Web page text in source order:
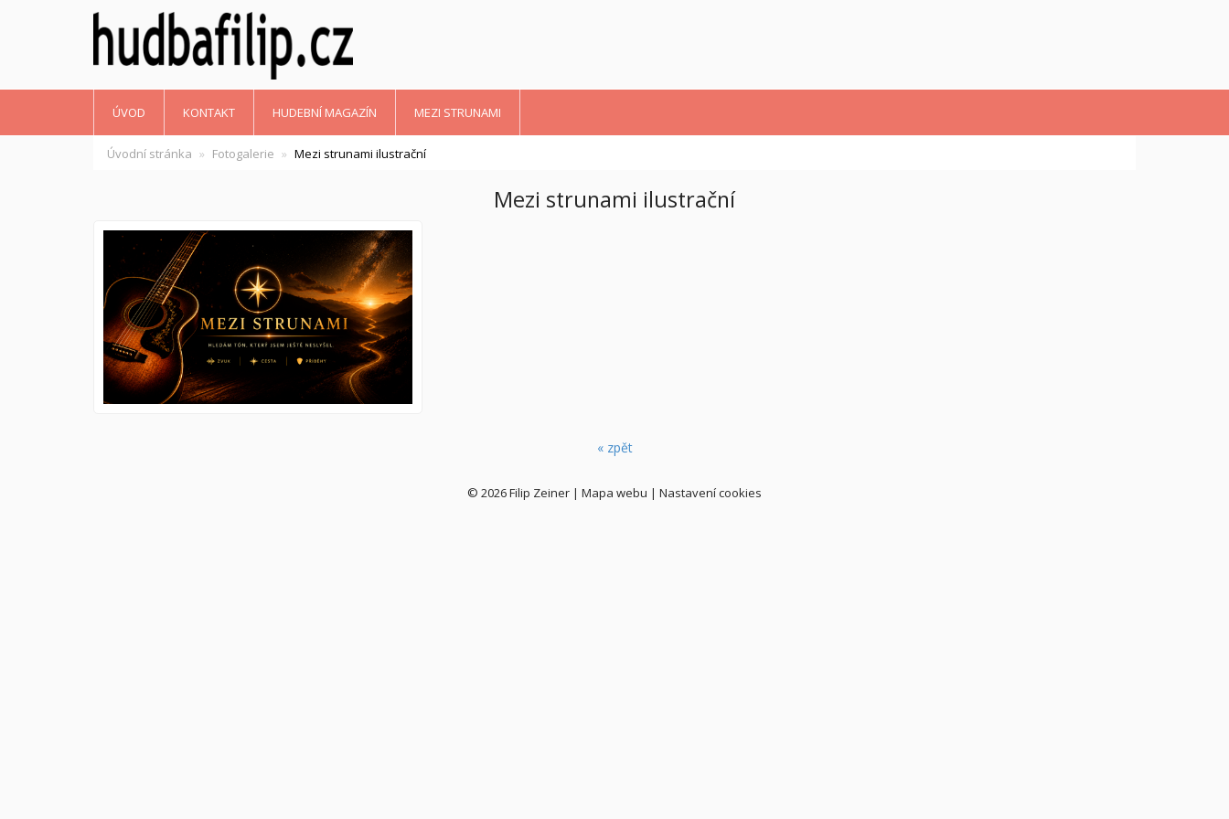
ÚVOD KONTAKT HUDEBNÍ MAGAZÍN MEZI STRUNAMI
Úvodní stránka Fotogalerie Mezi strunami ilustrační
Mezi strunami ilustrační
« zpět
© 2026Filip Zeiner | Mapa webu | Nastavení cookies